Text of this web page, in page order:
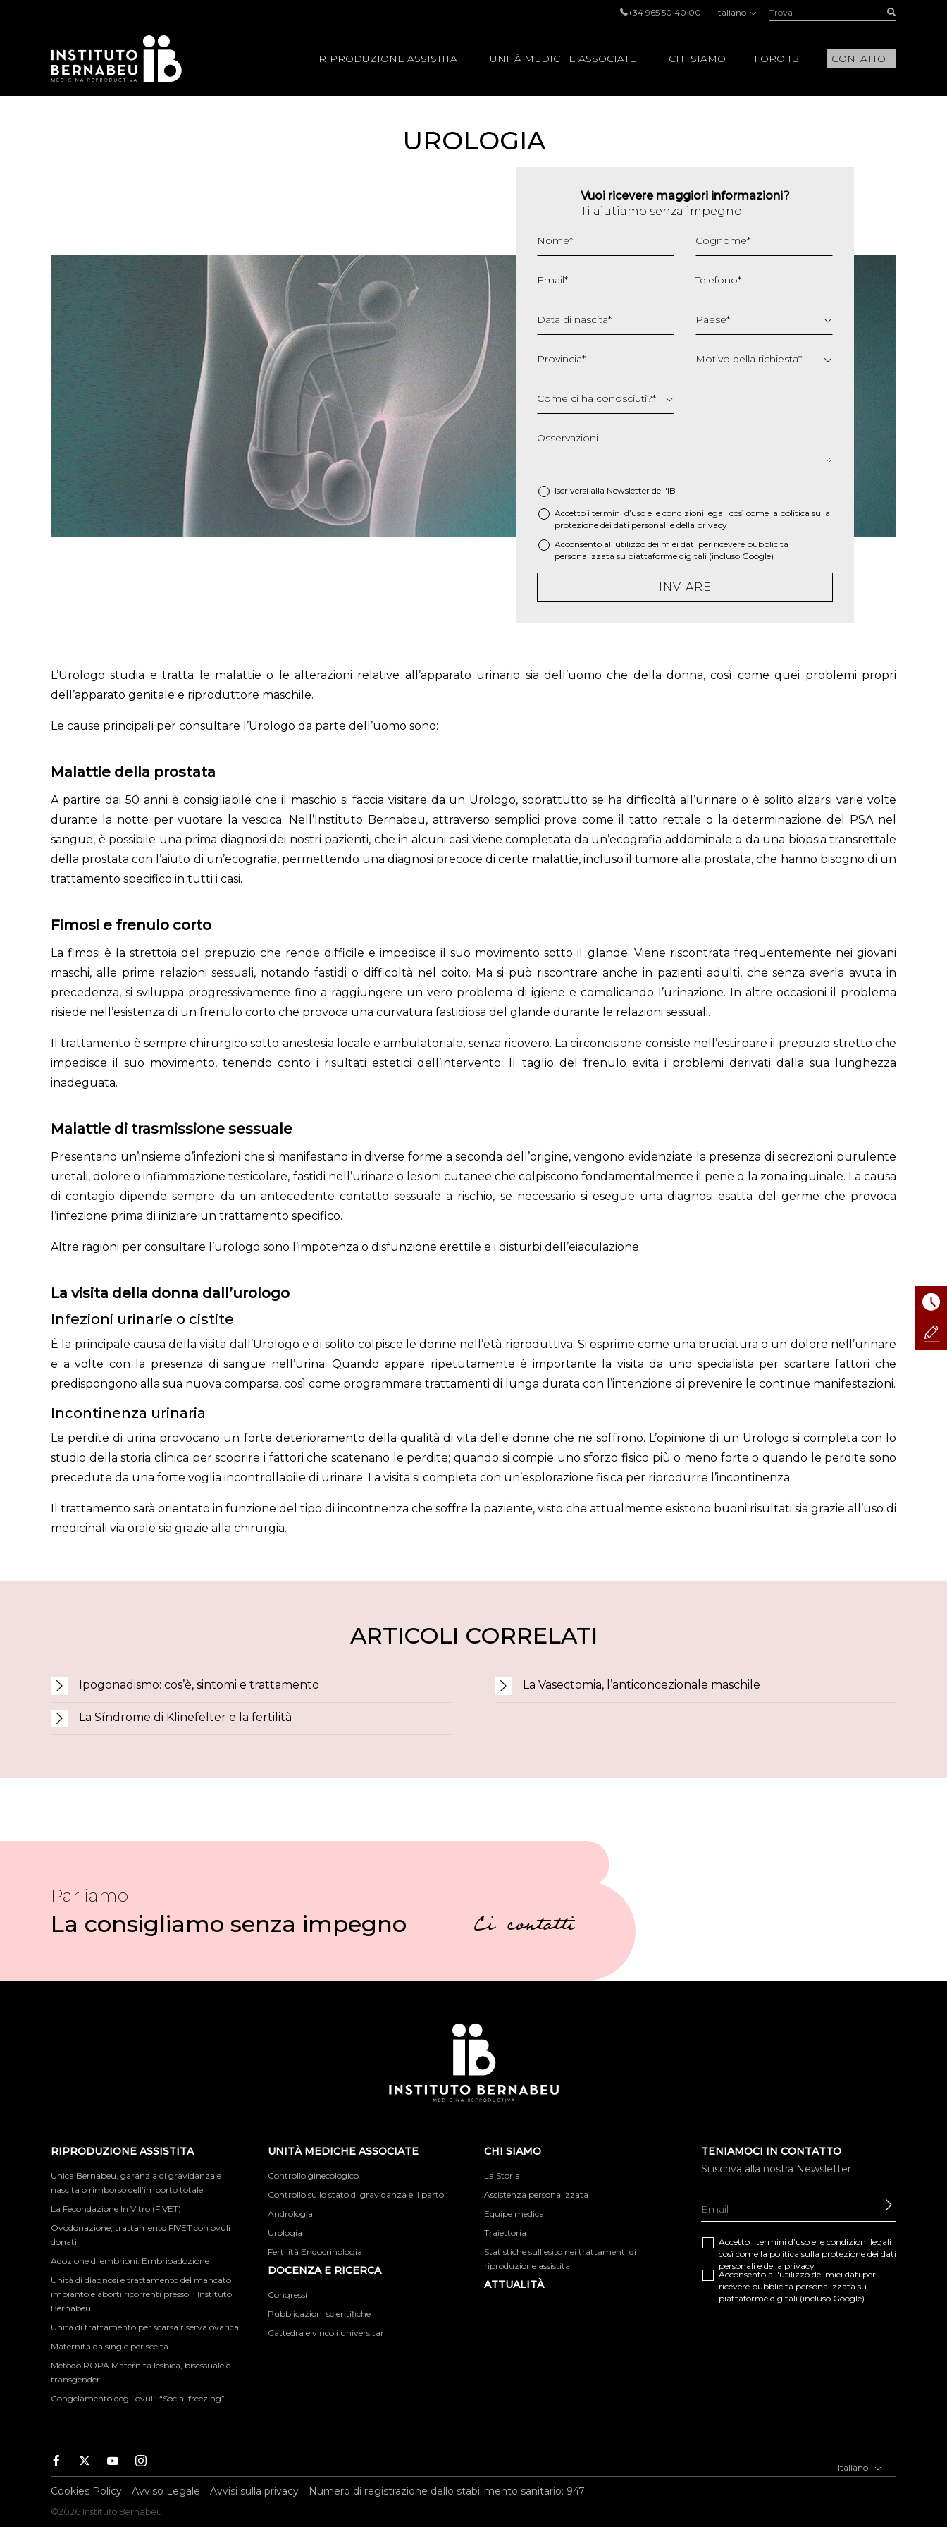
+34 965 50 40 00 Italiano Trova:
RIPRODUZIONE ASSISTITA UNITÀ MEDICHE ASSOCIATE CHI SIAMO FORO IB CONTATTO
UROLOGIA
Vuoi ricevere maggiori informazioni?
Ti aiutiamo senza impegno
Nome* Cognome*
Email* Telefono*
Data di nascita*
slash
MM
AAAA
Paese*
Provincia* Motivo della richiesta*
Come ci ha conosciuti?*
Osservazioni
Iscriversi alla Newsletter dell'IB
* Accetto i termini d’uso e le condizioni legali così come la politica sulla
protezione dei dati personali e della privacy
Acconsento all'utilizzo dei miei dati per ricevere pubblicità
personalizzata su piattaforme digitali (incluso Google)
INVIARE
L’Urologo studia e tratta le malattie o le alterazioni relative all’apparato urinario sia dell’uomo che della donna, così come quei problemi propri
dell’apparato genitale e riproduttore maschile.
Le cause principali per consultare l’Urologo da parte dell’uomo sono:
Malattie della prostata
A partire dai 50 anni è consigliabile che il maschio si faccia visitare da un Urologo, soprattutto se ha difficoltà all’urinare o è solito alzarsi varie volte
durante la notte per vuotare la vescica. Nell’Instituto Bernabeu, attraverso semplici prove come il tatto rettale o la determinazione del PSA nel
sangue, è possibile una prima diagnosi dei nostri pazienti, che in alcuni casi viene completata da un’ecografia addominale o da una biopsia transrettale
della prostata con l’aiuto di un’ecografia, permettendo una diagnosi precoce di certe malattie, incluso il tumore alla prostata, che hanno bisogno di un
trattamento specifico in tutti i casi.
Fimosi e frenulo corto
La fimosi è la strettoia del prepuzio che rende difficile e impedisce il suo movimento sotto il glande. Viene riscontrata frequentemente nei giovani
maschi, alle prime relazioni sessuali, notando fastidi o difficoltà nel coito. Ma si può riscontrare anche in pazienti adulti, che senza averla avuta in
precedenza, si sviluppa progressivamente fino a raggiungere un vero problema di igiene e complicando l’urinazione. In altre occasioni il problema
risiede nell’esistenza di un frenulo corto che provoca una curvatura fastidiosa del glande durante le relazioni sessuali.
Il trattamento è sempre chirurgico sotto anestesia locale e ambulatoriale, senza ricovero. La circoncisione consiste nell’estirpare il prepuzio stretto che
impedisce il suo movimento, tenendo conto i risultati estetici dell’intervento. Il taglio del frenulo evita i problemi derivati dalla sua lunghezza
inadeguata.
Malattie di trasmissione sessuale
Presentano un’insieme d’infezioni che si manifestano in diverse forme a seconda dell’origine, vengono evidenziate la presenza di secrezioni purulente
uretali, dolore o infiammazione testicolare, fastidi nell’urinare o lesioni cutanee che colpiscono fondamentalmente il pene o la zona inguinale. La causa
di contagio dipende sempre da un antecedente contatto sessuale a rischio, se necessario si esegue una diagnosi esatta del germe che provoca
l’infezione prima di iniziare un trattamento specifico.
Altre ragioni per consultare l’urologo sono l’impotenza o disfunzione erettile e i disturbi dell’eiaculazione.
La visita della donna dall’urologo
Infezioni urinarie o cistite
È la principale causa della visita dall’Urologo e di solito colpisce le donne nell’età riproduttiva. Si esprime come una bruciatura o un dolore nell’urinare
e a volte con la presenza di sangue nell’urina. Quando appare ripetutamente è importante la visita da uno specialista per scartare fattori che
predispongono alla sua nuova comparsa, così come programmare trattamenti di lunga durata con l’intenzione di prevenire le continue manifestazioni.
Incontinenza urinaria
Le perdite di urina provocano un forte deterioramento della qualità di vita delle donne che ne soffrono. L’opinione di un Urologo si completa con lo
studio della storia clinica per scoprire i fattori che scatenano le perdite; quando si compie uno sforzo fisico più o meno forte o quando le perdite sono
precedute da una forte voglia incontrollabile di urinare. La visita si completa con un’esplorazione fisica per riprodurre l’incontinenza.
Il trattamento sarà orientato in funzione del tipo di incontnenza che soffre la paziente, visto che attualmente esistono buoni risultati sia grazie all’uso di
medicinali via orale sia grazie alla chirurgia.
ARTICOLI CORRELATI
Ipogonadismo: cos’è, sintomi e trattamento
La Síndrome di Klinefelter e la fertilità
La Vasectomia, l’anticoncezionale maschile
Parliamo
La consigliamo senza impegno Ci contatti
RIPRODUZIONE ASSISTITA
Única Bernabeu, garanzia di gravidanza e
nascita o rimborso dell’importo totale
La Fecondazione In Vitro (FIVET)
Ovodonazione, trattamento FIVET con ovuli
donati
Adozione di embrioni. Embrioadozione
Unità di diagnosi e trattamento del mancato
impianto e aborti ricorrenti presso l’ Instituto
Bernabeu
Unità di trattamento per scarsa riserva ovarica
Maternità da single per scelta
Metodo ROPA Maternità lesbica, bisessuale e
transgender
Congelamento degli ovuli: “Social freezing”
UNITÀ MEDICHE ASSOCIATE
Controllo ginecologico
Controllo sullo stato di gravidanza e il parto
Andrologia
Urologia
Fertilità Endocrinologia
DOCENZA E RICERCA
Congressi
Pubblicazioni scientifiche
Cattedra e vincoli universitari
CHI SIAMO
La Storia
Assistenza personalizzata
Equipe medica
Traiettoria
Statistiche sull’esito nei trattamenti di
riproduzione assistita
ATTUALITÀ
TENIAMOCI IN CONTATTO
Si iscriva alla nostra Newsletter
Accetto i termini d’uso e le condizioni legali
così come la politica sulla protezione dei dati
personali e della privacy
Acconsento all'utilizzo dei miei dati per
ricevere pubblicità personalizzata su
piattaforme digitali (incluso Google)
Facebook
TwitterYoutubeInstagram Italiano
Cookies Policy Avviso Legale Avvisi sulla privacy Numero di registrazione dello stabilimento sanitario: 947
©2026 Instituto Bernabeu